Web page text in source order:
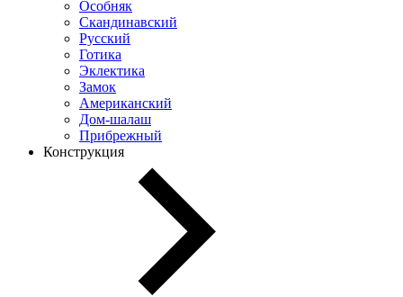
Особняк
Скандинавский
Русский
Готика
Эклектика
Замок
Американский
Дом-шалаш
Прибрежный
Конструкция